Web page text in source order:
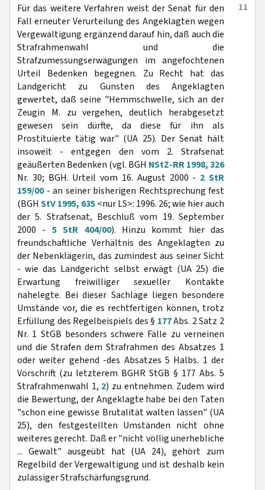
11
Für das weitere Verfahren weist der Senat für den
Fall erneuter Verurteilung des Angeklagten wegen
Vergewaltigung ergänzend darauf hin, daß auch die
Strafrahmenwahl und die
Strafzumessungserwägungen im angefochtenen
Urteil Bedenken begegnen. Zu Recht hat das
Landgericht zu Gunsten des Angeklagten
gewertet, daß seine "Hemmschwelle, sich an der
Zeugin M. zu vergehen, deutlich herabgesetzt
gewesen sein dürfte, da diese für ihn als
Prostituierte tätig war" (UA 25). Der Senat hält
insoweit - entgegen den vom 2. Strafsenat
geäußerten Bedenken (vgl. BGH NStZ-RR 1998, 326
Nr. 30; BGH. Urteil vom 16. August 2000 - 2 StR
159/00- an seiner bisherigen Rechtsprechung fest
(BGH StV 1995, 635<nur LS>: 1996. 26; wie hier auch
der 5. Strafsenat, Beschluß vom 19. September
2000 - 5 StR 404/00). Hinzu kommt hier das
freundschaftliche Verhältnis des Angeklagten zu
der Nebenklägerin, das zumindest aus seiner Sicht
- wie das Landgericht selbst erwägt (UA 25) die
Erwartung freiwilliger sexueller Kontakte
nahelegte. Bei dieser Sachlage liegen besondere
Umstände vor, die es rechtfertigen können, trotz
Erfüllung des Regelbeispiels des § 177Abs. 2 Satz 2
Nr. 1 StGB besonders schwere Fälle zu verneinen
und die Strafen dem Strafrahmen des Absatzes 1
oder weiter gehend -des Absatzes 5 Halbs. 1 der
Vorschrift (zu letzterem BGHR StGB § 177 Abs. 5
Strafrahmenwahl 1, 2) zu entnehmen. Zudem wird
die Bewertung, der Angeklagte habe bei den Taten
"schon eine gewisse Brutalität walten lassen" (UA
25), den festgestellten Umständen nicht ohne
weiteres gerecht. Daß er "nicht völlig unerhebliche
... Gewalt" ausgeübt hat (UA 24), gehört zum
Regelbild der Vergewaltigung und ist deshalb kein
zulässiger Strafschärfungsgrund.